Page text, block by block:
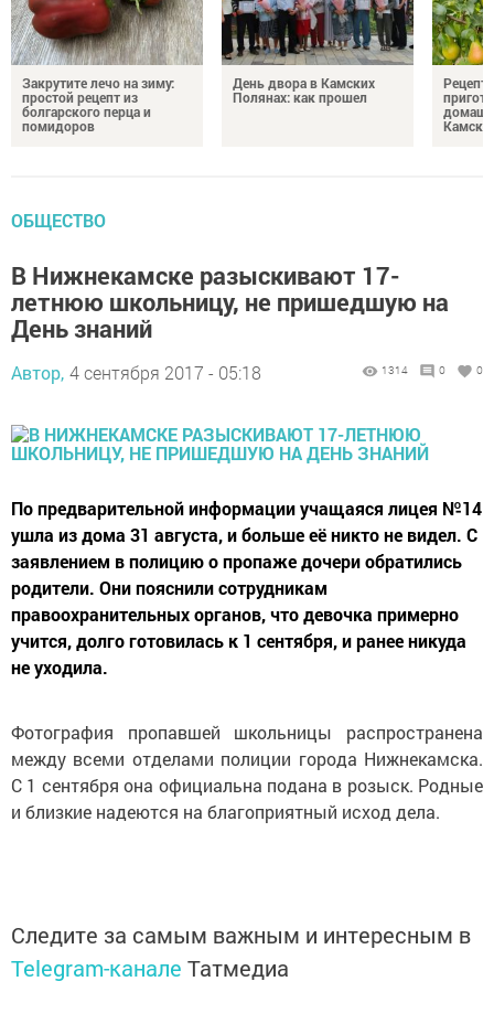
Закрутите лечо на зиму:
простой рецепт из
болгарского перца и
помидоров
День двора в Камских
Полянах: как прошел
ОБЩЕСТВО
В Нижнекамске разыскивают 17-
летнюю школьницу, не пришедшую на
День знаний
Автор, 4 сентября 2017 - 05:18 1314 0 0
По предварительной информации учащаяся лицея №14
ушла из дома 31 августа, и больше её никто не видел. С
заявлением в полицию о пропаже дочери обратились
родители. Они пояснили сотрудникам
правоохранительных органов, что девочка примерно
учится, долго готовилась к 1 сентября, и ранее никуда
не уходила.
Фотография пропавшей школьницы распространена
между всеми отделами полиции города Нижнекамска.
С 1 сентября она официальна подана в розыск. Родные
и близкие надеются на благоприятный исход дела.
Следите за самым важным и интересным в
Telegram-канале Татмедиа